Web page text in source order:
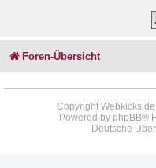
Foren-Übersicht
Copyright Webkicks.de |
Powered by phpBB®
Deutsche